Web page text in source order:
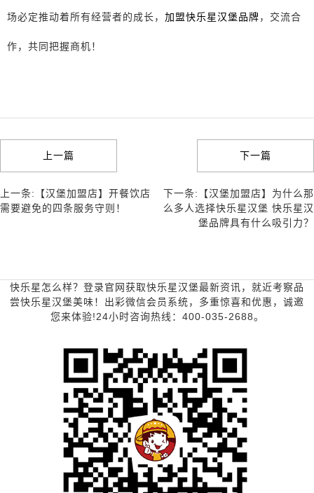
场必定推动着所有经营者的成长， 加盟快乐星汉堡品牌，交流合
作，共同把握商机！
上一篇
上一条:【汉堡加盟店】开餐饮店
需要避免的四条服务守则！
下一篇
下一条:【汉堡加盟店】为什么那
么多人选择快乐星汉堡 快乐星汉
堡品牌具有什么吸引力？
快乐星怎么样？登录官网获取快乐星汉堡最新资讯，就近考察品
尝快乐星汉堡美味！出彩微信会员系统，多重惊喜和优惠，诚邀
您来体验!24小时咨询热线：400-035-2688。